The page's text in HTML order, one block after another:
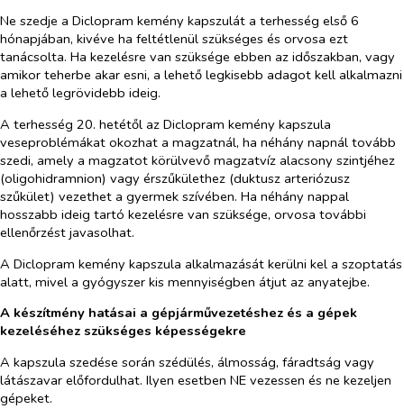
Ne szedje a Diclopram kemény kapszulát a terhesség első 6
hónapjában, kivéve ha feltétlenül szükséges és orvosa ezt
tanácsolta. Ha kezelésre van szüksége ebben az időszakban, vagy
amikor teherbe akar esni, a lehető legkisebb adagot kell alkalmazni
a lehető legrövidebb ideig.
A terhesség 20. hetétől az Diclopram kemény kapszula
veseproblémákat okozhat a magzatnál, ha néhány napnál tovább
szedi, amely a magzatot körülvevő magzatvíz alacsony szintjéhez
(oligohidramnion) vagy érszűkülethez (duktusz arteriózusz
szűkület) vezethet a gyermek szívében. Ha néhány nappal
hosszabb ideig tartó kezelésre van szüksége, orvosa további
ellenőrzést javasolhat.
A Diclopram kemény kapszula alkalmazását kerülni kel a szoptatás
alatt, mivel a gyógyszer kis mennyiségben átjut az anyatejbe.
A készítmény hatásai a gépjárművezetéshez és a gépek
kezeléséhez szükséges képességekre
A kapszula szedése során szédülés, álmosság, fáradtság vagy
látászavar előfordulhat. Ilyen esetben NE vezessen és ne kezeljen
gépeket.